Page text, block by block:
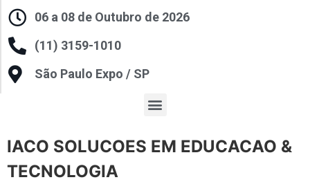
06 a 08 de Outubro de 2026
(11) 3159-1010
São Paulo Expo / SP
IACO SOLUCOES EM EDUCACAO &
TECNOLOGIA